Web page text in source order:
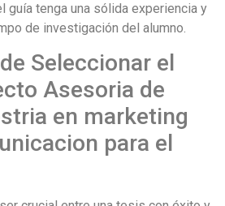
guía tenga una sólida experiencia y
de investigación del alumno.
Seleccionar el
Asesoria de
en marketing
para el